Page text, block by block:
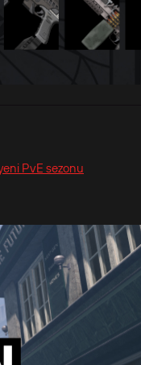
PvE sezonu